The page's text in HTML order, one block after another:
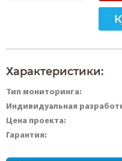
Характеристики:
Тип мониторинга:
Индивидуальная
Цена проекта:
Гарантия: